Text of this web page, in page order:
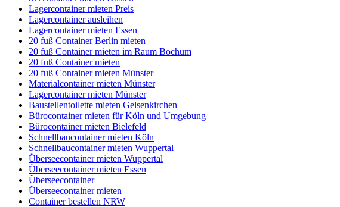
Lagercontainer mieten Preis
Lagercontainer ausleihen
Lagercontainer mieten Essen
20 fuß Container Berlin mieten
20 fuß Container mieten im Raum Bochum
20 fuß Container mieten
20 fuß Container mieten Münster
Materialcontainer mieten Münster
Lagercontainer mieten Münster
Baustellentoilette mieten Gelsenkirchen
Bürocontainer mieten für Köln und Umgebung
Bürocontainer mieten Bielefeld
Schnellbaucontainer mieten Köln
Schnellbaucontainer mieten Wuppertal
Überseecontainer mieten Wuppertal
Überseecontainer mieten Essen
Überseecontainer
Überseecontainer mieten
Container bestellen NRW